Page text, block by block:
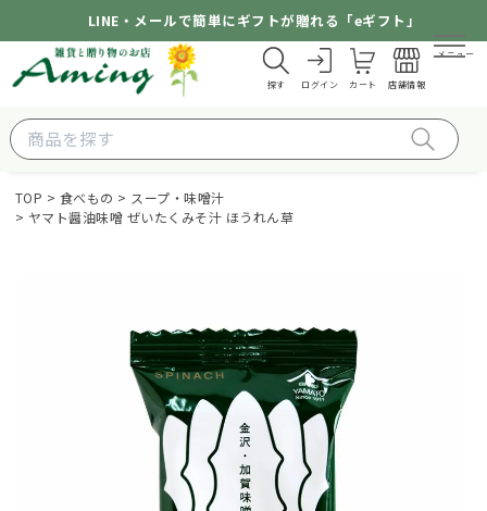
LINE・メールで簡単にギフトが贈れる「eギフト」
探す ログイン カート 店舗情報
メニュー
TOP 食べもの
スープ・味噌汁
ヤマト醤油味噌 ぜいたくみそ汁 ほうれん草